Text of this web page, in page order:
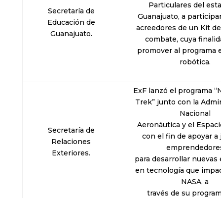
Secretaría de
Educación de
Guanajuato.
Particulares del
Guanajuato, a
acreedores de un Kit
combate, cuya
promover al programa
robótica.
Secretaría de
Relaciones
Exteriores.
ExF lanzó el programa
Trek” junto con la
Nacional
Aeronáutica y el
con el fin de apoyar a
para desarrollar nuevas
en tecnología que
NASA, a
través de su